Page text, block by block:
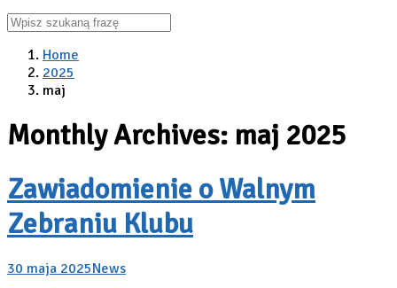
Home
2025
maj
Monthly Archives: maj 2025
Zawiadomienie o Walnym
Zebraniu Klubu
30 maja 2025News